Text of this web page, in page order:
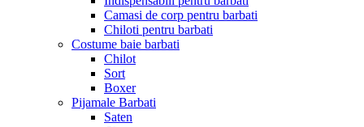
Camasi de corp pentru barbati
Chiloti pentru barbati
Costume baie barbati
Chilot
Sort
Boxer
Pijamale Barbati
Saten